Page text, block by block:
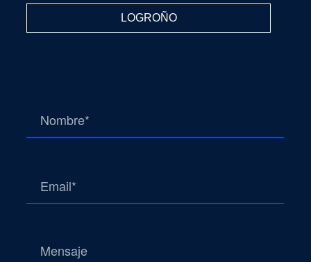
LOGROÑO